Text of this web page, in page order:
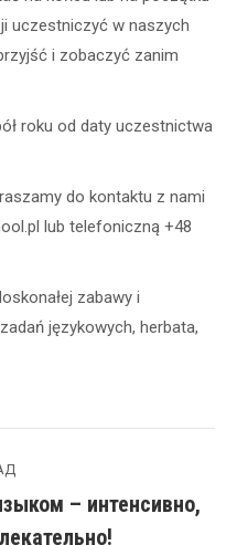
uczestniczyć w naszych
i zobaczyć zanim
roku od daty uczestnictwa
do kontaktu z nami
lub telefoniczną +48
zabawy i
językowych, herbata,
– интенсивно,